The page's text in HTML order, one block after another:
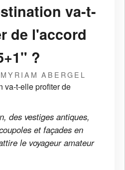
va-t-
de l'accord
?
ABERGEL
des vestiges antiques,
et façades en
le voyageur amateur